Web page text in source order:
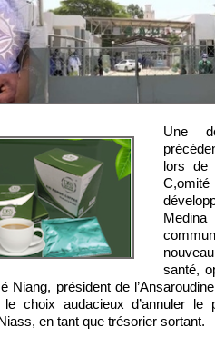
Une
lors de
santé,
Niang, président de
choix audacieux d’annuler le
en tant que trésorier sortant.